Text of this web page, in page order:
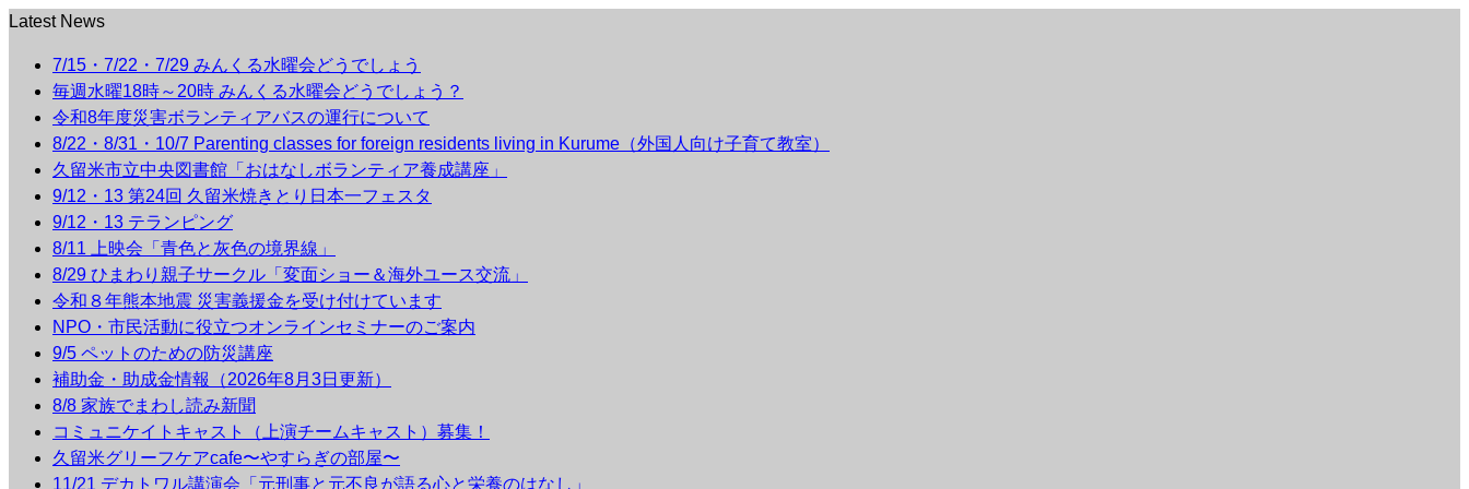
Latest News
7/15・7/22・7/29 みんくる水曜会どうでしょう
毎週水曜18時～20時 みんくる水曜会どうでしょう？
令和8年度災害ボランティアバスの運行について
8/22・8/31・10/7 Parenting classes for foreign residents living in Kurume（外国人向け子育て教室）
久留米市立中央図書館「おはなしボランティア養成講座」
9/12・13 第24回 久留米焼きとり日本一フェスタ
9/12・13 テランピング
8/11 上映会「青色と灰色の境界線」
8/29 ひまわり親子サークル「変面ショー＆海外ユース交流」
令和８年熊本地震 災害義援金を受け付けています
NPO・市民活動に役立つオンラインセミナーのご案内
9/5 ペットのための防災講座
補助金・助成金情報（2026年8月3日更新）
8/8 家族でまわし読み新聞
コミュニケイトキャスト（上演チームキャスト）募集！
久留米グリーフケアcafe〜やすらぎの部屋〜
11/21 デカトワル講演会「元刑事と元不良が語る心と栄養のはなし」